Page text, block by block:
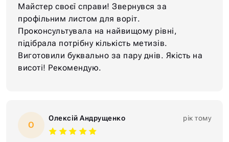
Майстер своєї справи! Звернувся за
профільним листом для воріт.
Проконсультувала на найвищому рівні,
підібрала потрібну кількість метизів.
Виготовили буквально за пару днів. Якість на
висоті! Рекомендую.
О
Олексій Андрущенко рік тому